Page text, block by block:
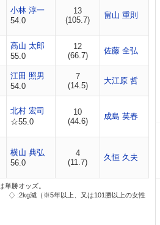
小林 淳一
54.0
13
(105.7)
畠山 重則
高山 太郎
55.0
12
(66.7)
佐藤 全弘
江田 照男
54.0
7
(14.5)
大江原 哲
北村 宏司
☆55.0
10
(44.6)
成島 英春
横山 典弘
56.0
4
(11.7)
久恒 久夫
勝オッズ。
:2kg減（※5年以上、又は101勝以上の女性